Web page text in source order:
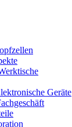
Geräte